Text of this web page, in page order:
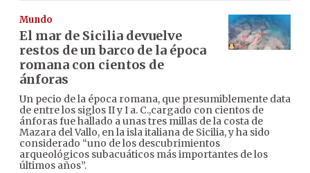
Mundo
El mar de Sicilia devuelve
restos de un barco de la época
romana con cientos de
ánforas
Un pecio de la época romana, que presumiblemente data
de entre los siglos II y I a. C.,cargado con cientos de
ánforas fue hallado a unas tres millas de la costa de
Mazara del Vallo, en la isla italiana de Sicilia, y ha sido
considerado “uno de los descubrimientos
arqueológicos subacuáticos más importantes de los
últimos años”.